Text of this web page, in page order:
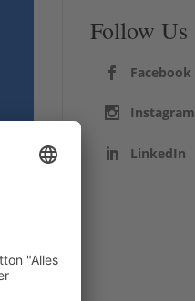
Follow Us
Facebook
Instagram
LinkedIn